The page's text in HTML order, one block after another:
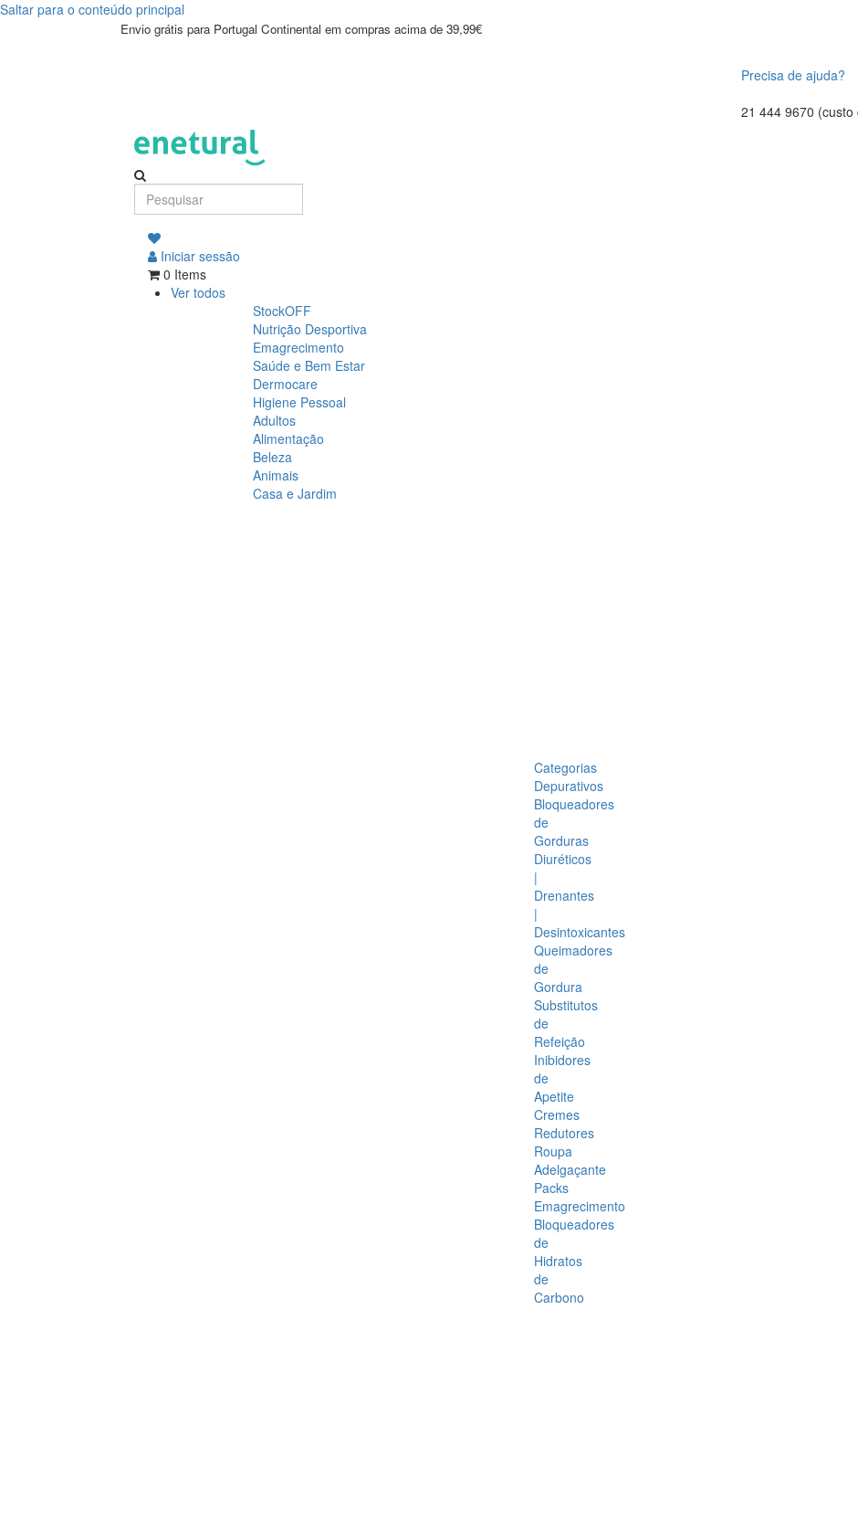
Saltar para o conteúdo principal
Envio grátis para Portugal Continental em compras acima de 39,99€
Precisa de ajuda?
21 444 9670
Iniciar sessão
0 Items
Ver todos
StockOFF
Nutrição Desportiva
Emagrecimento
Saúde e Bem Estar
Dermocare
Higiene Pessoal
Adultos
Alimentação
Beleza
Animais
Casa e Jardim
Categorias
Depurativos
Bloqueadores
de
Gorduras
Diuréticos
|
Drenantes
|
Desintoxicantes
Queimadores
de
Gordura
Substitutos
de
Refeição
Inibidores
de
Apetite
Cremes
Redutores
Roupa
Adelgaçante
Packs
Emagrecimento
Bloqueadores
de
Hidratos
de
Carbono